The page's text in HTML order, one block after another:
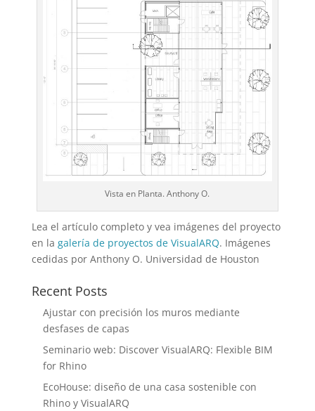
Vista en Planta. Anthony O.
Lea el artículo completo y vea imágenes del proyecto
en la galería de proyectos de VisualARQ. Imágenes
cedidas por Anthony O. Universidad de Houston
Recent Posts
Ajustar con precisión los muros mediante
desfases de capas
Seminario web: Discover VisualARQ: Flexible BIM
for Rhino
EcoHouse: diseño de una casa sostenible con
Rhino y VisualARQ